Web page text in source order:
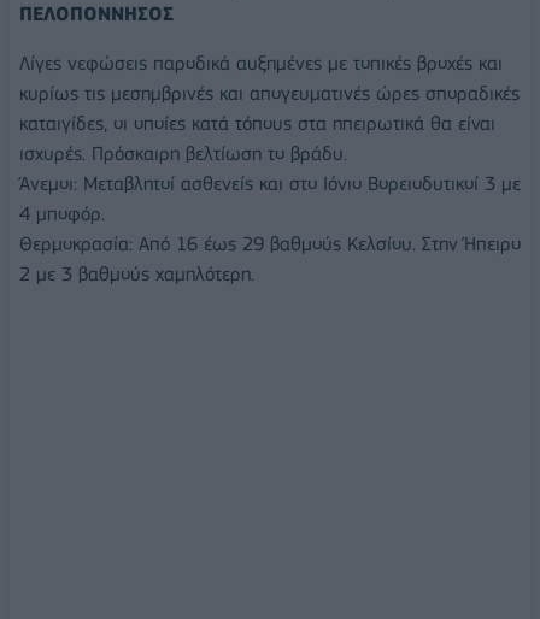
ΠΕΛΟΠΟΝΝΗΣΟΣ
Λίγες νεφώσεις παροδικά αυξημένες με τοπικές βροχές και
κυρίως τις μεσημβρινές και απογευματινές ώρες σποραδικές
καταιγίδες, οι οποίες κατά τόπους στα ηπειρωτικά θα είναι
ισχυρές. Πρόσκαιρη βελτίωση το βράδυ.
Άνεμοι: Μεταβλητοί ασθενείς και στο Ιόνιο Βορειοδυτικοί 3 με
4 μποφόρ.
Θερμοκρασία: Από 16 έως 29 βαθμούς Κελσίου. Στην Ήπειρο
2 με 3 βαθμούς χαμηλότερη.